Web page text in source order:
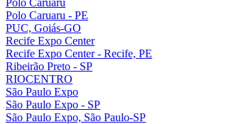
Polo Caruaru - PE
PUC, Goiás-GO
Recife Expo Center
Recife Expo Center - Recife, PE
Ribeirão Preto - SP
RIOCENTRO
São Paulo Expo
São Paulo Expo - SP
São Paulo Expo, São Paulo-SP